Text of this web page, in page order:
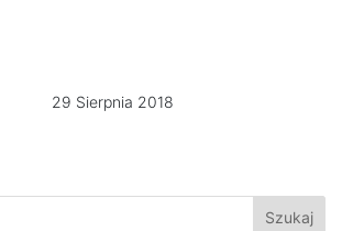
29 Sierpnia 2018